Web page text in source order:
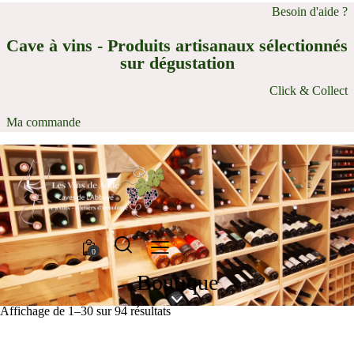
Besoin d'aide ?
Cave à vins - Produits artisanaux sélectionnés
sur dégustation
Click & Collect
Ma commande
0
Boutique
Affichage de 1–30 sur 94 résultats